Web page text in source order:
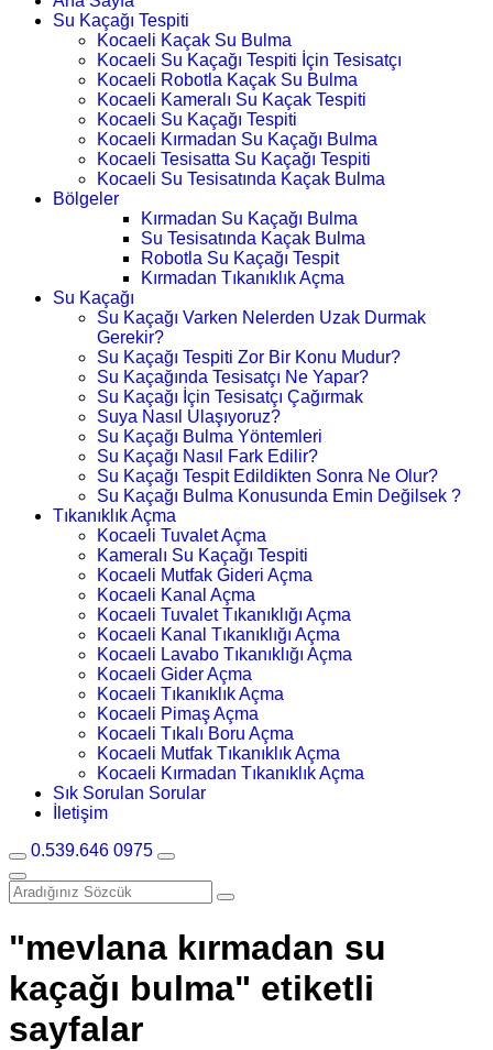
Su Kaçağı Tespiti
Kocaeli Kaçak Su Bulma
Kocaeli Su Kaçağı Tespiti İçin Tesisatçı
Kocaeli Robotla Kaçak Su Bulma
Kocaeli Kameralı Su Kaçak Tespiti
Kocaeli Su Kaçağı Tespiti
Kocaeli Kırmadan Su Kaçağı Bulma
Kocaeli Tesisatta Su Kaçağı Tespiti
Kocaeli Su Tesisatında Kaçak Bulma
Bölgeler
Kırmadan Su Kaçağı Bulma
Su Tesisatında Kaçak Bulma
Robotla Su Kaçağı Tespit
Kırmadan Tıkanıklık Açma
Su Kaçağı
Su Kaçağı Varken Nelerden Uzak Durmak
Gerekir?
Su Kaçağı Tespiti Zor Bir Konu Mudur?
Su Kaçağında Tesisatçı Ne Yapar?
Su Kaçağı İçin Tesisatçı Çağırmak
Suya Nasıl Ulaşıyoruz?
Su Kaçağı Bulma Yöntemleri
Su Kaçağı Nasıl Fark Edilir?
Su Kaçağı Tespit Edildikten Sonra Ne Olur?
Su Kaçağı Bulma Konusunda Emin Değilsek ?
Tıkanıklık Açma
Kocaeli Tuvalet Açma
Kameralı Su Kaçağı Tespiti
Kocaeli Mutfak Gideri Açma
Kocaeli Kanal Açma
Kocaeli Tuvalet Tıkanıklığı Açma
Kocaeli Kanal Tıkanıklığı Açma
Kocaeli Lavabo Tıkanıklığı Açma
Kocaeli Gider Açma
Kocaeli Tıkanıklık Açma
Kocaeli Pimaş Açma
Kocaeli Tıkalı Boru Açma
Kocaeli Mutfak Tıkanıklık Açma
Kocaeli Kırmadan Tıkanıklık Açma
Sık Sorulan Sorular
İletişim
0.539.646 0975
"mevlana kırmadan su
kaçağı bulma" etiketli
sayfalar